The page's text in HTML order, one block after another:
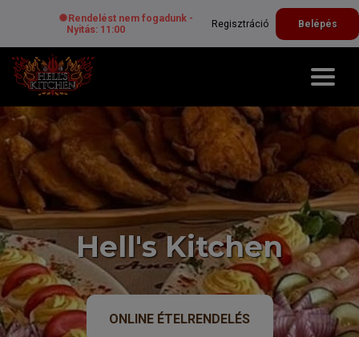
Rendelést nem fogadunk -
Nyitás: 11:00
Regisztráció Belépés
Hell's Kitchen
ONLINE ÉTELRENDELÉS